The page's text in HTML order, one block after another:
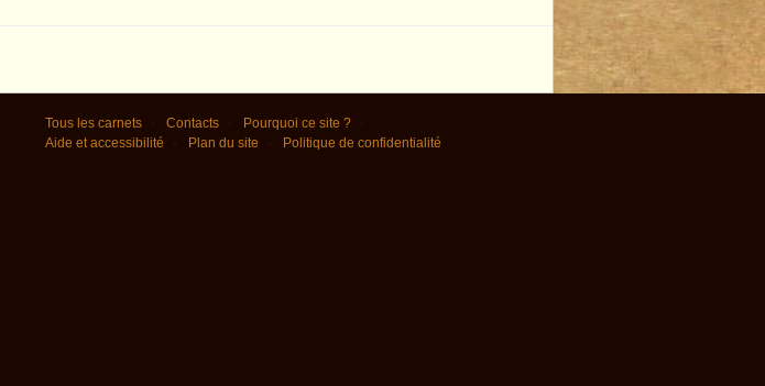
Tous les carnets Contacts
Pourquoi ce site ?
Aide et accessibilité
Plan du site Politique de confidentialité